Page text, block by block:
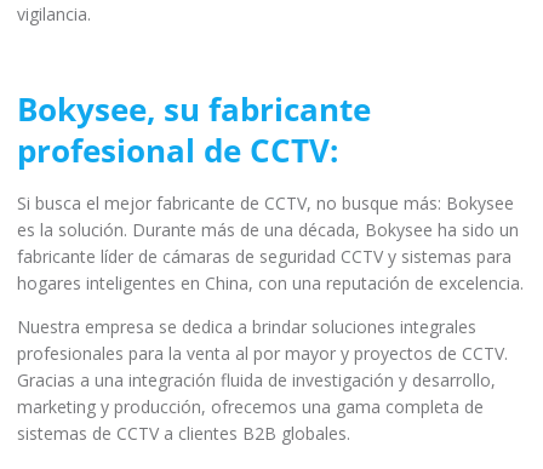
vigilancia.
Bokysee, su fabricante
profesional de CCTV:
Si busca el mejor fabricante de CCTV, no busque más: Bokysee
es la solución. Durante más de una década, Bokysee ha sido un
fabricante líder de cámaras de seguridad CCTV y sistemas para
hogares inteligentes en China, con una reputación de excelencia.
Nuestra empresa se dedica a brindar soluciones integrales
profesionales para la venta al por mayor y proyectos de CCTV.
Gracias a una integración fluida de investigación y desarrollo,
marketing y producción, ofrecemos una gama completa de
sistemas de CCTV a clientes B2B globales.